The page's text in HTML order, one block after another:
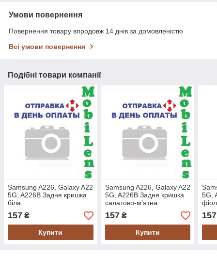
Умови повернення
Повернення товару впродовж 14 днів за домовленістю
Всі умови повернення
Подібні товари компанії
Samsung A226, Galaxy A22
5G, A226B Задня кришка
біла
157 ₴
Купити
Samsung A226, Galaxy A22
5G, A226B Задня кришка
салатово-м'ятна
157₴
Купити
5G,
157